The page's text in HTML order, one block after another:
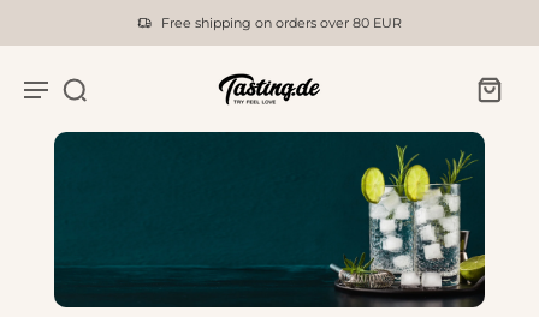
Free shipping on orders over 80 EUR